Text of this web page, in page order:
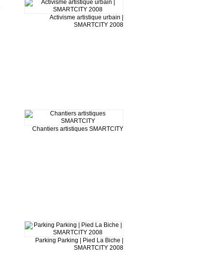
Activisme artistique urbain |
SMARTCITY 2008
Chantiers artistiques SMARTCITY
Parking Parking | Pied La Biche |
SMARTCITY 2008